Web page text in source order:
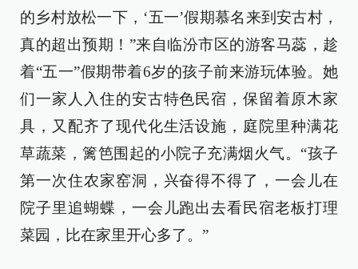
的乡村放松一下，‘五一’假期慕名来到安古村，
真的超出预期！”来自临汾市区的游客马蕊，趁
着“五一”假期带着6岁的孩子前来游玩体验。她
们一家人入住的安古特色民宿，保留着原木家
具，又配齐了现代化生活设施，庭院里种满花
草蔬菜，篱笆围起的小院子充满烟火气。“孩子
第一次住农家窑洞，兴奋得不得了，一会儿在
院子里追蝴蝶，一会儿跑出去看民宿老板打理
菜园，比在家里开心多了。”